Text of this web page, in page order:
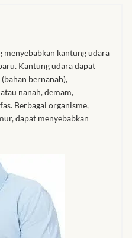
African Paintings
African Bead-work
African Pottery and
Ceramics
African Carvings
African Gemstones
menyebabkan kantung udara
Kantung udara dapat
bernanah),
nanah, demam,
Berbagai organisme,
dapat menyebabkan